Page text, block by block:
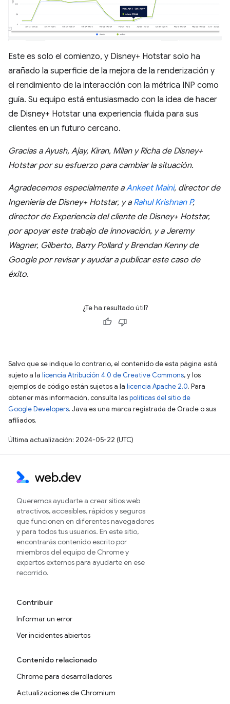
Este es solo el comienzo, y Disney+ Hotstar solo ha
arañado la superficie de la mejora de la renderización y
el rendimiento de la interacción con la métrica INP como
guía. Su equipo está entusiasmado con la idea de hacer
de Disney+ Hotstar una experiencia fluida para sus
clientes en un futuro cercano.
Gracias a Ayush, Ajay, Kiran, Milan y Richa de Disney+
Hotstar por su esfuerzo para cambiar la situación.
Agradecemos especialmente aAnkeet Maini, director de
Ingeniería de Disney+ Hotstar, y a Rahul Krishnan P,
director de Experiencia del cliente de Disney+ Hotstar,
por apoyar este trabajo de innovación, y a Jeremy
Wagner, Gilberto, Barry Pollard y Brendan Kenny de
Google por revisar y ayudar a publicar este caso de
éxito.
¿Te ha resultado útil?
Salvo que se indique lo contrario, el contenido de esta página está
sujeto a la licencia Atribución 4.0 de Creative Commons, y los
ejemplos de código están sujetos a la licencia Apache 2.0. Para
obtener más información, consulta laspolíticas del sitio de
Google Developers. Java es una marca registrada de Oracle o sus
afiliados.
Última actualización: 2024-05-22 (UTC)
Queremos ayudarte a crear sitios web
atractivos, accesibles, rápidos y seguros
que funcionen en diferentes navegadores
y para todos tus usuarios. En este sitio,
encontrarás contenido escrito por
miembros del equipo de Chrome y
expertos externos para ayudarte en ese
recorrido.
Contribuir
Informar un error
Ver incidentes abiertos
Contenido relacionado
Chrome para desarrolladores
Actualizaciones de Chromium